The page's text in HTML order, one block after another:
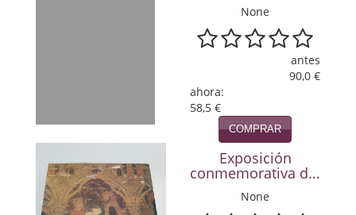
Sobre Madrid
Teatro
None
antes
90,0 €
ahora:
58,5 €
COMPRAR
Exposición
conmemorativa d...
None